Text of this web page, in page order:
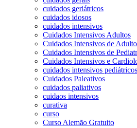
cuidados geriátricos
cuidados idosos
cuidados intensivos
Cuidados Intensivos Adultos
Cuidados Intensivos de
Cuidados Intensivos de
Cuidados Intensivos e
cuidados intensivos pediátricos
Cuidados Paleativos
cuidados paliativos
cuidaos intensivos
curativa
curso
Curso Alemão Gratuito